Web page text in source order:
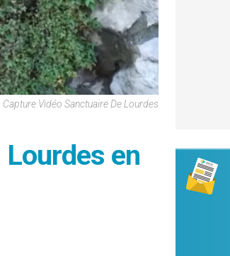
Vidéo Sanctuaire De Lourdes
en